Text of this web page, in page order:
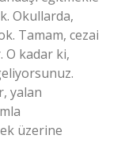
Okullarda,
Tamam, cezai
O kadar ki,
yalan
üzerine